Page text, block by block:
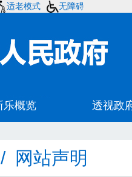
适老模式 无障碍
/ 网站声明